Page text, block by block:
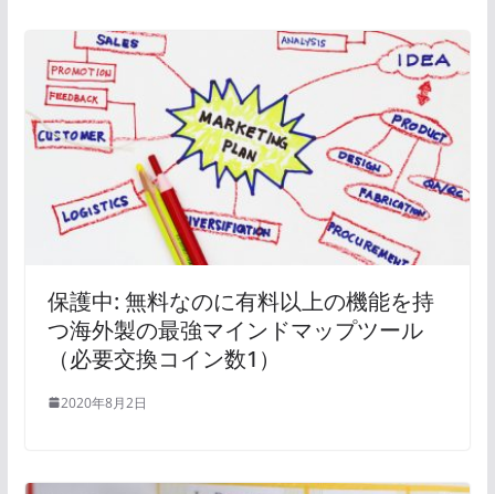
保護中: 無料なのに有料以上の機能を持
つ海外製の最強マインドマップツール
（必要交換コイン数1）
2020年8月2日